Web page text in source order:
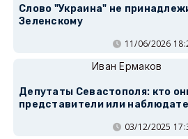
Слово "Украина" не
Зеленскому
11/06/2026
Иван Ермаков
Депутаты Севастополя: кто
представители или
03/12/2025